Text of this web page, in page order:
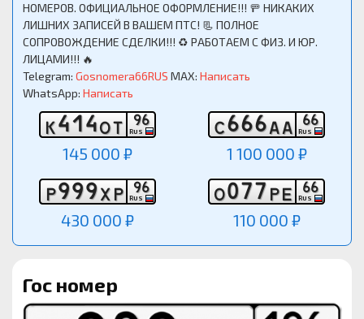
НОМЕРОВ. ОФИЦИАЛЬНОЕ ОФОРМЛЕНИЕ!!! 🚥 НИКАКИХ
ЛИШНИХ ЗАПИСЕЙ В ВАШЕМ ПТС! 📃 ПОЛНОЕ
СОПРОВОЖДЕНИЕ СДЕЛКИ!!! ♻️ РАБОТАЕМ С ФИЗ. И ЮР.
ЛИЦАМИ!!! 🔥
Telegram: Gosnomera66RUS MAX: Написать
WhatsApp: Написать
К414ОТ 96
RUS
145 000 ₽
С666АА 66
RUS
1 100 000 ₽
Р999ХР 96
RUS
430 000 ₽
О077РЕ 66
RUS
110 000 ₽
Гос номер